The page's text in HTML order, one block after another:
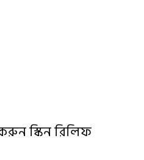
স্কিন রিলিফ